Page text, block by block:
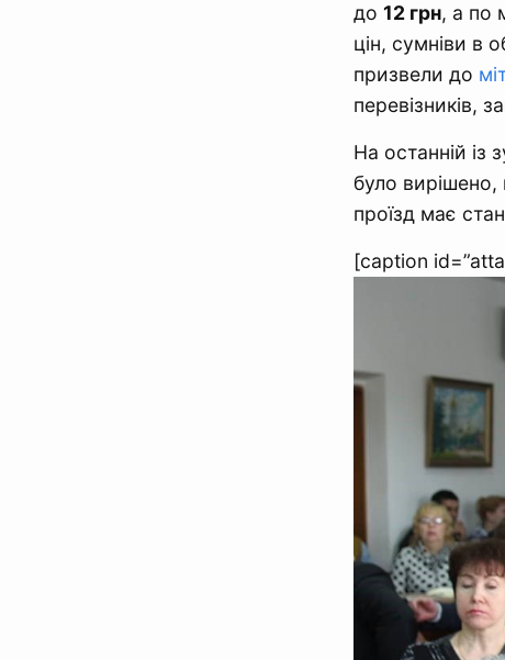
до 12 грн, а по
цін, сумніви в
призвели до
перевізників,
На останній із
було вирішено,
проїзд має
[caption